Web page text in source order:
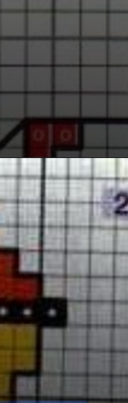
https://bordadosdalea.com.br/pipas-em-ponto-cruz-belos-graficos-para-se-inspirar/